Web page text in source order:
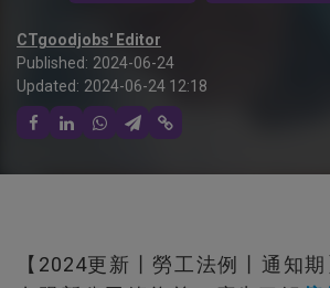
CTgoodjobs' Editor
Published: 2024-06-24
Updated: 2024-06-24 12:18
【2024更新丨勞工法例丨通知